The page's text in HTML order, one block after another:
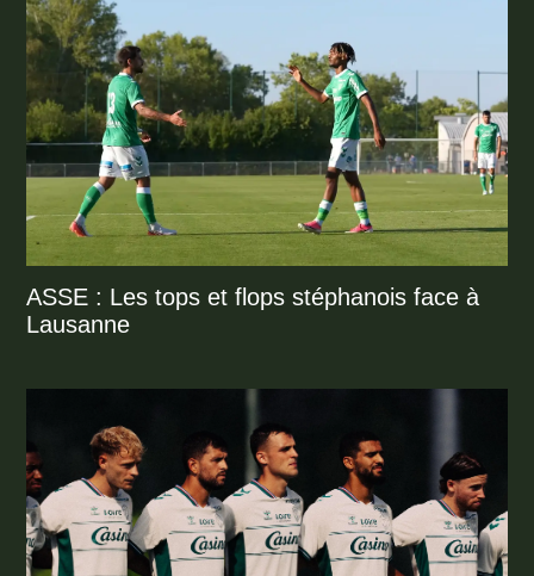
ASSE : Les tops et flops stéphanois face à
Lausanne